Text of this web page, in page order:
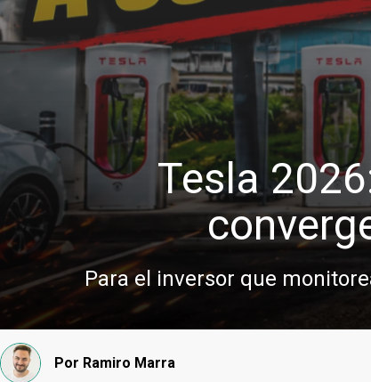
Tesla
Para el inversor que
Por Ramiro Marra